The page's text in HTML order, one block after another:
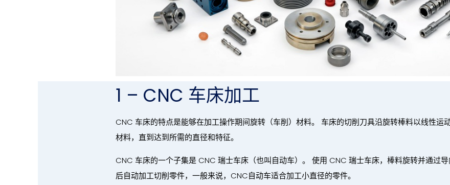
1 – CNC 车床加工
CNC 车床的特点是能够在加工操作期间旋转（车削）材料。 车床的切削刀具沿旋转棒料以线性运
材料，直到达到所需的直径和特征。
CNC 车床的一个子集是 CNC 瑞士车床（也叫自动车）。 使用 CNC 瑞士车床，棒料旋转并通过
后自动加工切削零件，一般来说，CNC自动车适合加工小直径的零件。